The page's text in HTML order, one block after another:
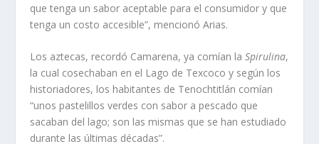
que tenga un sabor aceptable para el consumidor y que
tenga un costo accesible”, mencionó Arias.
Los aztecas, recordó Camarena, ya comían laSpirulina,
la cual cosechaban en el Lago de Texcoco y según los
historiadores, los habitantes de Tenochtitlán comían
“unos pastelillos verdes con sabor a pescado que
sacaban del lago; son las mismas que se han estudiado
durante las últimas décadas”.